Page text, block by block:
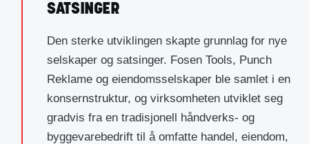
SATSINGER
Den sterke utviklingen skapte grunnlag for nye
selskaper og satsinger. Fosen Tools, Punch
Reklame og eiendomsselskaper ble samlet i en
konsernstruktur, og virksomheten utviklet seg
gradvis fra en tradisjonell håndverks- og
byggevarebedrift til å omfatte handel, eiendom,